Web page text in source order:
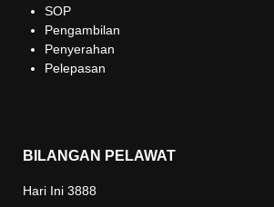
SOP
Pengambilan
Penyerahan
Pelepasan
BILANGAN PELAWAT
Hari Ini 3888